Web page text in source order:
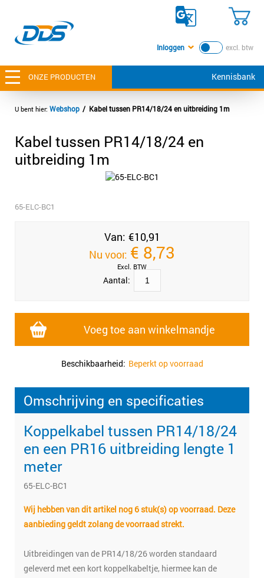
Inloggen
ONZE PRODUCTEN Kennisbank
excl. btw
Webshop Kabel tussen PR14/18/24 en uitbreiding 1m
Kabel tussen PR14/18/24 en
uitbreiding 1m
65-ELC-BC1
Van: €10,91
Nu voor: € 8,73
Excl. BTW
Aantal:
Voeg toe aan winkelmandje
Beschikbaarheid: Beperkt op voorraad
Omschrijving en specificaties
Koppelkabel tussen PR14/18/24
en een PR16 uitbreiding lengte 1
meter
65-ELC-BC1
Wij hebben van dit artikel nog 6 stuk(s) op voorraad. Deze
aanbieding geldt zolang de voorraad strekt.
Uitbreidingen van de PR14/18/26 worden standaard
geleverd met een kort koppelkabeltje, hiermee kan de